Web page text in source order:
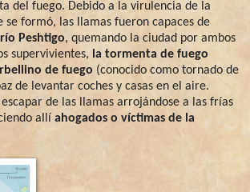
del fuego. Debido a la virulencia de la
se formó, las llamas fueron capaces de
Peshtigo, quemando la ciudad por ambos
supervivientes, la tormenta de fuego
de fuego (conocido como tornado de
de levantar coches y casas en el aire.
de las llamas arrojándose a las frías
allí ahogados o víctimas de la